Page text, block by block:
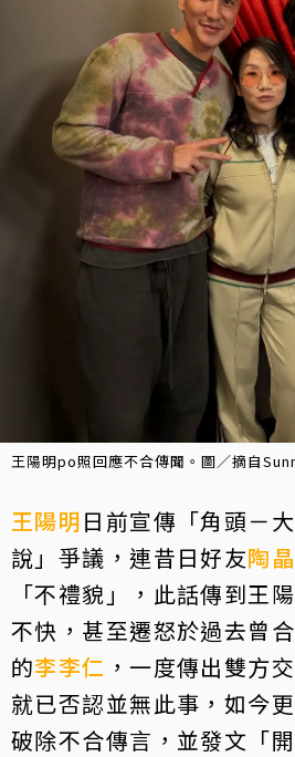
王陽明po照回應不合傳聞。圖／摘自
王陽明日前宣傳「角頭－
說」爭議，連昔日好友陶
「不禮貌」，此話傳到王
不快，甚至遷怒於過去曾
的李李仁 ，一度傳出雙方
就已否認並無此事，如今
破除不合傳言，並發文「